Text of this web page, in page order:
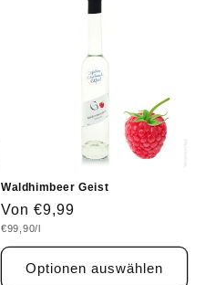
Waldhimbeer Geist
Normaler
Preis
Von €9,99
Grundpreis
€99,90/l
Optionen auswählen